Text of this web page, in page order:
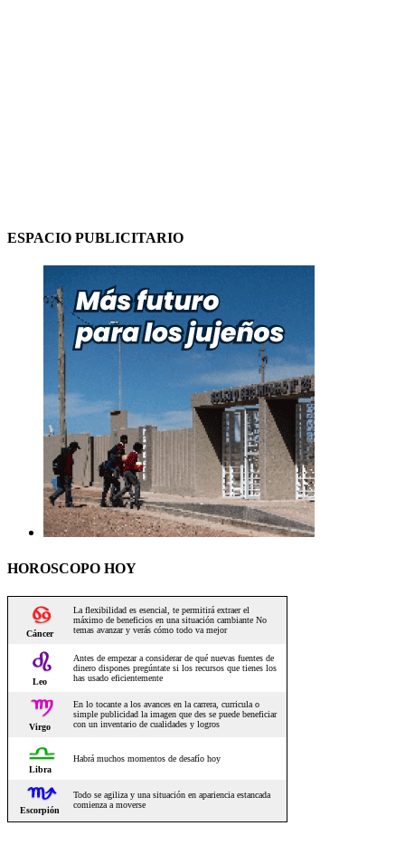
ESPACIO PUBLICITARIO
HOROSCOPO HOY